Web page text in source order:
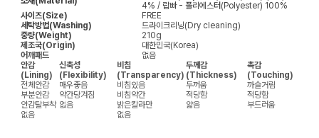
4% / 랍빠 - 폴리에스터(Polyester) 100%
사이즈(Size)
FREE
세탁방법(Washing)
드라이크리닝(Dry cleaning)
중량(Weight)
210g
제조국(Origin)
대한민국(Korea)
어깨패드
없음
안감
(Lining)
신축성
(Flexibility)
비침
(Transparency)
두께감
(Thickness)
촉감
(Touching)
전체안감
매우좋음 비침있음 두꺼움
까슬거림
부분안감
약간당겨짐 비침약간 적당함
적당함
안감탈부착 없음 밝은칼라만 얇음
부드러움
없음
없음